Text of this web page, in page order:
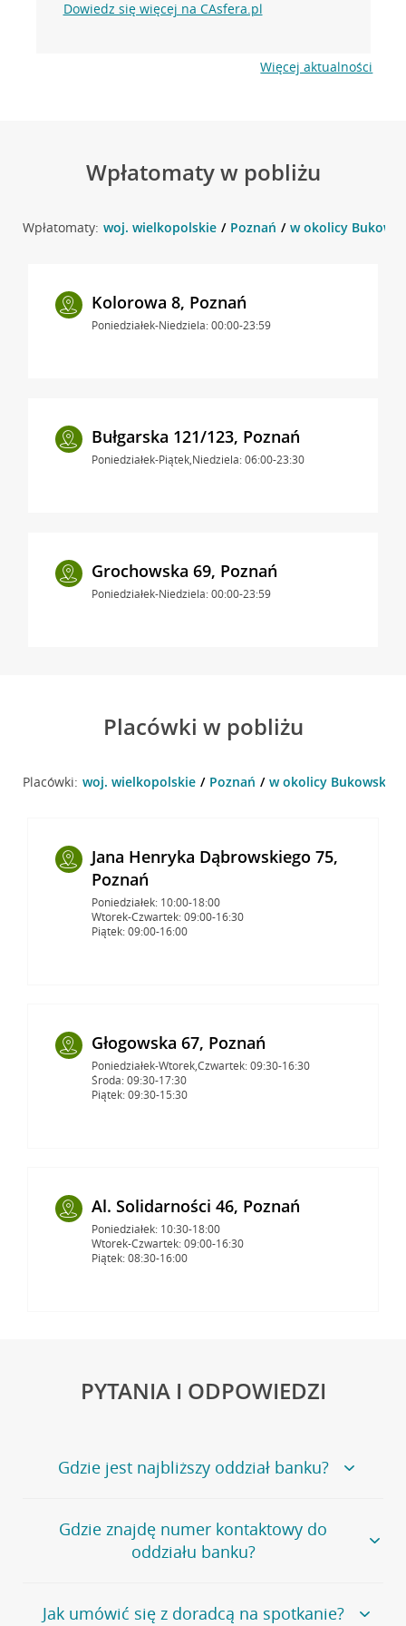
Dowiedz się więcej na CAsfera.pl
Więcej aktualności
Wpłatomaty w pobliżu
Wpłatomaty: woj. wielkopolskie Poznań w okolicy
Kolorowa 8, Poznań
Poniedziałek-Niedziela: 00:00-23:59
Bułgarska 121/123, Poznań
Poniedziałek-Piątek,Niedziela: 06:00-23:30
Grochowska 69, Poznań
Poniedziałek-Niedziela: 00:00-23:59
Placówki w pobliżu
Placówki: woj. wielkopolskie Poznań w okolicy Bukowska
Jana Henryka Dąbrowskiego 75,
Poznań
Poniedziałek: 10:00-18:00
Wtorek-Czwartek: 09:00-16:30
Piątek: 09:00-16:00
Głogowska 67, Poznań
Poniedziałek-Wtorek,Czwartek: 09:30-16:30
Środa: 09:30-17:30
Piątek: 09:30-15:30
Al. Solidarności 46, Poznań
Poniedziałek: 10:30-18:00
Wtorek-Czwartek: 09:00-16:30
Piątek: 08:30-16:00
PYTANIA I ODPOWIEDZI
Gdzie jest najbliższy oddział banku?
Jeśli szukasz oddziału naszego banku, zapraszamy na
stronęPlacówki i bankomaty, na której znajduje się
wygodna wyszukiwarka.
oddziałów
Gdzie znajdę numer kontaktowy do
oddziału banku?
Bank Credit Agricole nie udostępnia ogólnego numeru
telefonu do placówki bankowej.
Jak umówić się z doradcą na spotkanie?